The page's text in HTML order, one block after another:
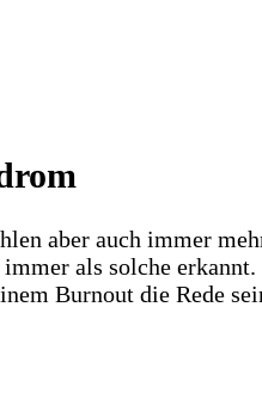
aber auch immer
als solche
Burnout die Rede